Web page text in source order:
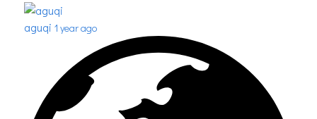
aguqi 1 year ago